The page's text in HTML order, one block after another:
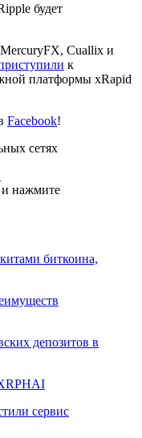
будет
Cuallix и
к
платформы xRapid
Facebook!
сетях
нажмите
биткоина,
депозитов в
сервис